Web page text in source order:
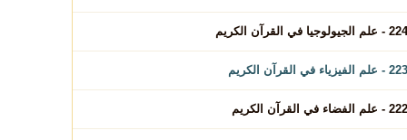
224 - علم الجيولوجيا في القرآن الكريم
223 - علم الفيزياء في القرآن الكريم
222 - علم الفضاء في القرآن الكريم